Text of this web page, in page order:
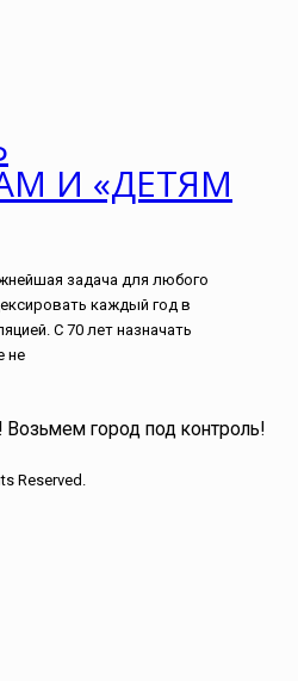
И «ДЕТЯМ
задача для любого
каждый год в
С 70 лет назначать
не
Возьмем город под контроль!
Reserved.